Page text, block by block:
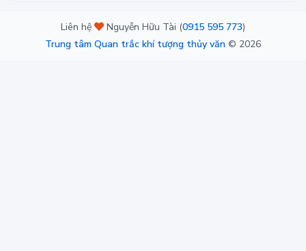
Liên hệ Nguyễn Hữu Tài (0915 595 773)
Trung tâm Quan trắc khí tượng thủy văn © 2026